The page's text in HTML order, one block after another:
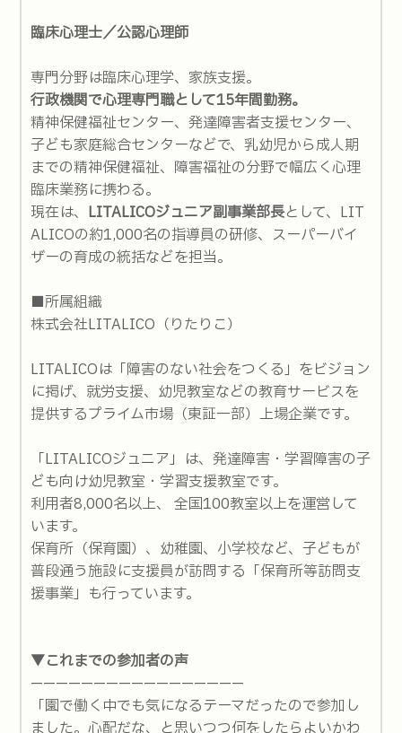
臨床心理士／公認心理師
専門分野は臨床心理学、家族支援。
行政機関で心理専門職として15年間勤務。
精神保健福祉センター、発達障害者支援センター、
子ども家庭総合センターなどで、乳幼児から成人期
までの精神保健福祉、障害福祉の分野で幅広く心理
臨床業務に携わる。
現在は、 LITALICOジュニア副事業部長として、LIT
ALICOの約1,000名の指導員の研修、スーパーバイ
ザーの育成の統括などを担当。
■所属組織
株式会社LITALICO（りたりこ）
LITALICOは「障害のない社会をつくる」をビジョン
に掲げ、就労支援、幼児教室などの教育サービスを
提供するプライム市場（東証一部）上場企業です。
「LITALICOジュニア」は、発達障害・学習障害の子
ども向け幼児教室・学習支援教室です。
利用者8,000名以上、 全国100教室以上を運営して
います。
保育所（保育園）、幼稚園、小学校など、子どもが
普段通う施設に支援員が訪問する「保育所等訪問支
援事業」も行っています。
▼これまでの参加者の声
—————————————————
「園で働く中でも気になるテーマだったので参加し
ました。心配だな、と思いつつ何をしたらよいかわ